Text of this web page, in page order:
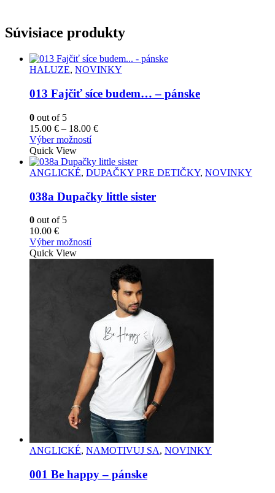
Súvisiace produkty
HALUZE, NOVINKY
013 Fajčiť síce budem… – pánske
0 out of 5
15.00 € – 18.00 €Price
through
18.00 €
Výber možnostíTento
má
viacero
Možnosti
si
na
stránke
produktu.
Quick View
ANGLICKÉ, DUPAČKY PRE DETIČKY, NOVINKY
038a Dupačky little sister
0 out of 5
10.00 €
Výber možnostíTento
viacero
variantov.
Možnosti
môžete
vybrať
na
stránke
produktu.
Quick View
ANGLICKÉ, NAMOTIVUJ SA, NOVINKY
001 Be happy – pánske